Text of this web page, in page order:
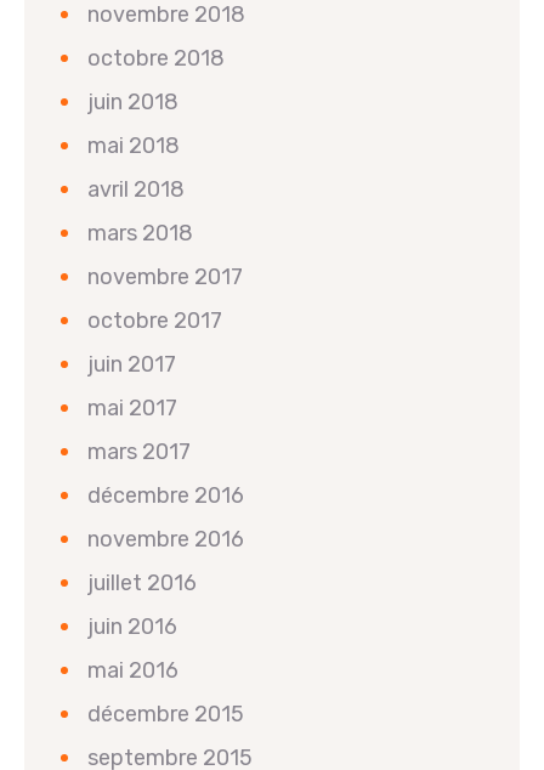
novembre 2018
octobre 2018
juin 2018
mai 2018
avril 2018
mars 2018
novembre 2017
octobre 2017
juin 2017
mai 2017
mars 2017
décembre 2016
novembre 2016
juillet 2016
juin 2016
mai 2016
décembre 2015
septembre 2015